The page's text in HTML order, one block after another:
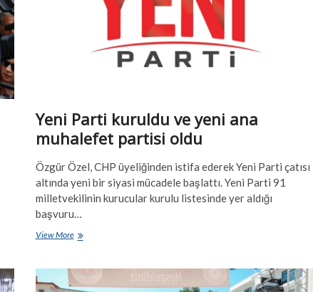
Yeni Parti kuruldu ve yeni ana
muhalefet partisi oldu
Özgür Özel, CHP üyeliğinden istifa ederek Yeni Parti çatısı
altında yeni bir siyasi mücadele başlattı. Yeni Parti 91
milletvekilinin kurucular kurulu listesinde yer aldığı
başvuru…
View MoreYeni
yeni